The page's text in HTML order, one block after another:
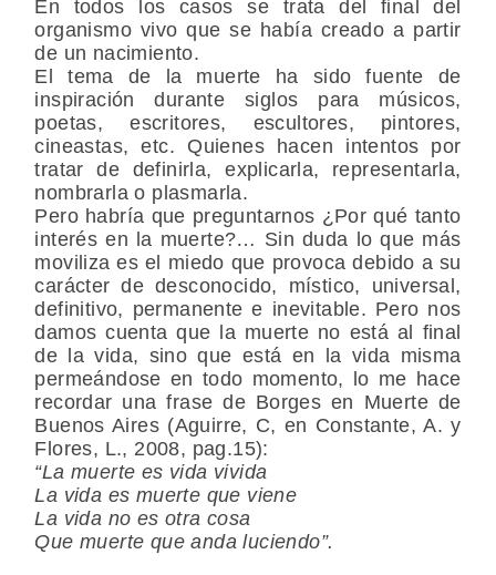
En todos los casos se trata del final del
organismo vivo que se había creado a partir
de un nacimiento.
El tema de la muerte ha sido fuente de
inspiración durante siglos para músicos,
poetas, escritores, escultores, pintores,
cineastas, etc. Quienes hacen intentos por
tratar de definirla, explicarla, representarla,
nombrarla o plasmarla.
Pero habría que preguntarnos ¿Por qué tanto
interés en la muerte?… Sin duda lo que más
moviliza es el miedo que provoca debido a su
carácter de desconocido, místico, universal,
definitivo, permanente e inevitable. Pero nos
damos cuenta que la muerte no está al final
de la vida, sino que está en la vida misma
permeándose en todo momento, lo me hace
recordar una frase de Borges en Muerte de
Buenos Aires (Aguirre, C, en Constante, A. y
Flores, L., 2008, pag.15):
“La muerte es vida vivida
La vida es muerte que viene
La vida no es otra cosa
Que muerte que anda luciendo”.